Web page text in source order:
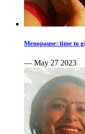
Menopause: time to
— May 27 2023